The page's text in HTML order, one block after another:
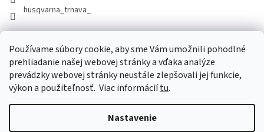
Používame súbory cookie, aby sme Vám umožnili pohodlné
prehliadanie našej webovej stránky a vďaka analýze
prevádzky webovej stránky neustále zlepšovali jej funkcie,
výkon a použiteľnosť. Viac informáciítu.
Nastavenie
husqvarna_trnava_
Facebook
Vytvoril Shoptet